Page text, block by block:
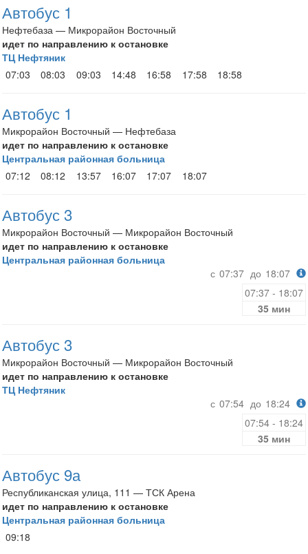
Автобус 1
Нефтебаза — Микрорайон Восточный
идет по направлению к остановке
ТЦ Нефтяник
07:03
08:03 09:03 14:48 16:58 17:58 18:58
Автобус 1
Микрорайон Восточный — Нефтебаза
идет по направлению к остановке
Центральная районная больница
07:12
08:12 13:57 16:07 17:07 18:07
Автобус 3
Микрорайон Восточный — Микрорайон Восточный
идет по направлению к остановке
Центральная районная больница
с 07:37 до 18:07
07:37 - 18:07
35 мин
Автобус 3
Микрорайон Восточный — Микрорайон Восточный
идет по направлению к остановке
ТЦ Нефтяник
с 07:54 до 18:24
07:54 - 18:24
35 мин
Автобус 9а
Республиканская улица, 111 — ТСК Арена
идет по направлению к остановке
Центральная районная больница
09:18